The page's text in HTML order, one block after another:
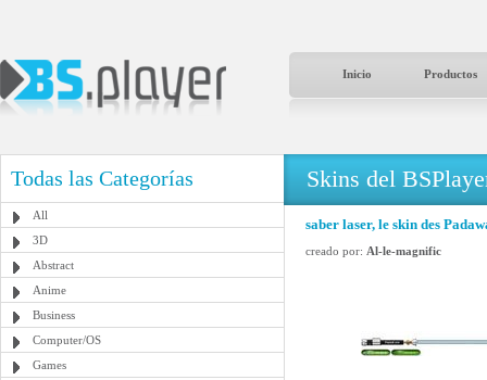
Inicio Productos
Todas las Categorías
All
3D
Abstract
Anime
Business
Computer/OS
Games
Skins del
saber laser, le skin des
creado por: Al-le-magnific